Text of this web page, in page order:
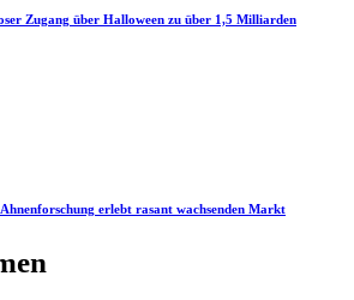
Zugang über Halloween zu über 1,5 Milliarden
erlebt rasant wachsenden Markt